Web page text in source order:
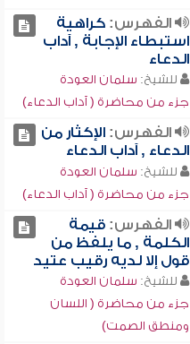
الفهرس:كراهية
استبطاء الإجابة , آداب
الدعاء
للشيخ: سلمان العودة
جزء من محاضرة ( آداب الدعاء)
الفهرس:الإكثار من
الدعاء , آداب الدعاء
للشيخ: سلمان العودة
جزء من محاضرة ( آداب الدعاء)
الفهرس:قيمة
الكلمة , ما يلفظ من
قول إلا لديه رقيب عتيد
للشيخ: سلمان العودة
جزء من محاضرة ( اللسان
ومنطق الصمت)